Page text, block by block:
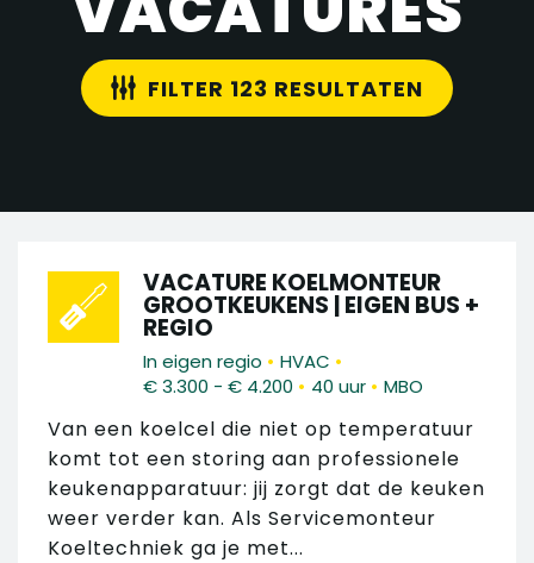
FILTER 123 RESULTATEN
VACATURE KOELMONTEUR
GROOTKEUKENS | EIGEN BUS +
REGIO
In eigen regio • HVAC •
€ 3.300 - € 4.200 • 40 uur • MBO
Van een koelcel die niet op temperatuur
komt tot een storing aan professionele
keukenapparatuur: jij zorgt dat de keuken
weer verder kan. Als Servicemonteur
Koeltechniek ga je met...